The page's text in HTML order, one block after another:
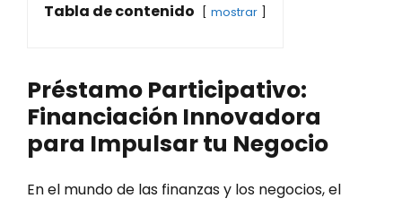
Tabla de contenido mostrar
Préstamo Participativo:
Financiación Innovadora
para Impulsar tu Negocio
En el mundo de las finanzas y los negocios, el